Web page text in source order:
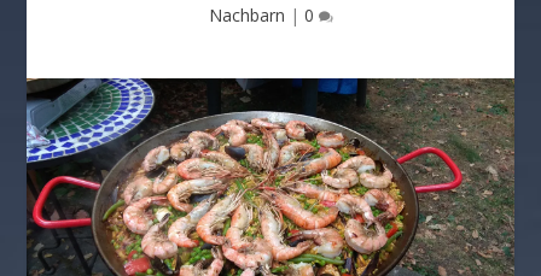
Nachbarn | 0